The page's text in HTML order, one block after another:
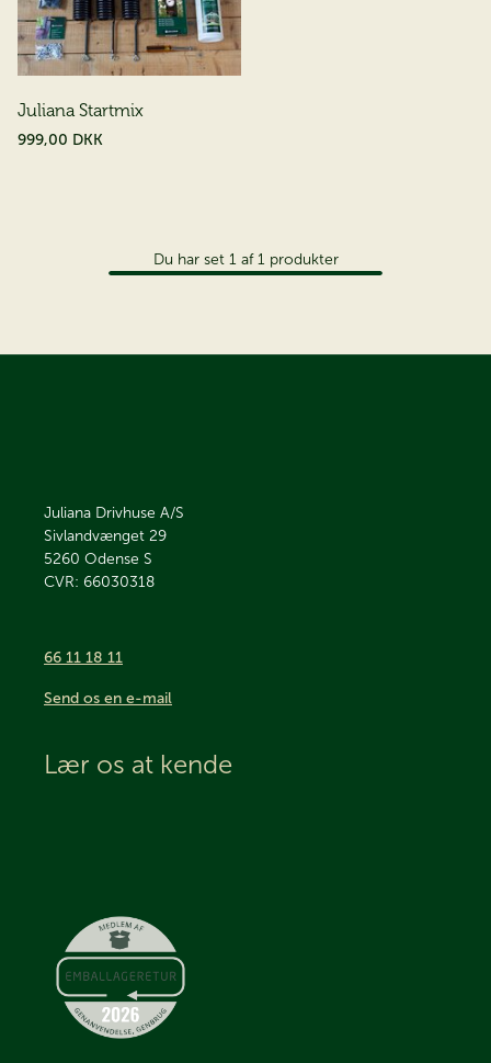
Juliana Startmix
999,00 DKK
Du har set 1 af 1 produkter
Juliana Drivhuse A/S
Sivlandvænget 29
5260 Odense S
CVR: 66030318
66 11 18 11
Send os en e-mail
Lær os at kende